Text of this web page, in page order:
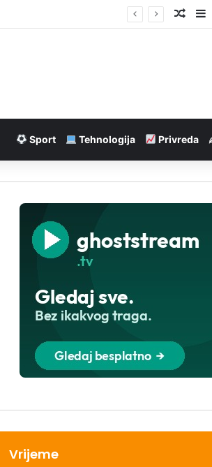
Sport Tehnologija Privreda
Vrijeme